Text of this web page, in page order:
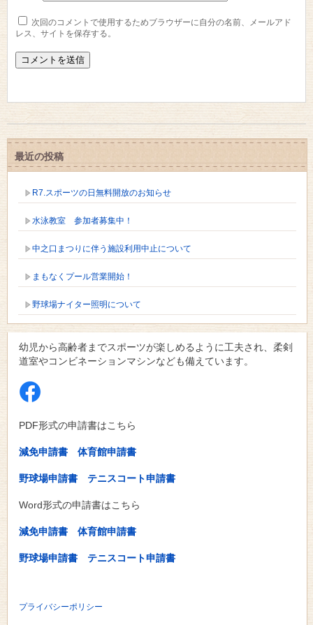
次回のコメントで使用するためブラウザーに自分の名前、メールアド
レス、サイトを保存する。
最近の投稿
R7.スポーツの日無料開放のお知らせ
水泳教室 参加者募集中！
中之口まつりに伴う施設利用中止について
まもなくプール営業開始！
野球場ナイター照明について
幼児から高齢者までスポーツが楽しめるように工夫され、柔剣
道室やコンビネーションマシンなども備えています。
PDF形式の申請書はこちら
減免申請書 体育館申請書
野球場申請書 テニスコート申請書
Word形式の申請書はこちら
減免申請書 体育館申請書
野球場申請書 テニスコート申請書
プライバシーポリシー